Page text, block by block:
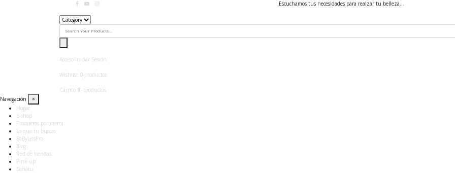
Escuchamos tus necesidades para realzar tu belleza...
Acceso Iniciar Sesión
Wishlist 0-productos
Carrito 0 -productos
Navegación
×
Hogar
E-shop
Productos por marca
Lo que tu buscas
BaByLissPro
Blog
Red de tiendas
Pink-up
Senatu